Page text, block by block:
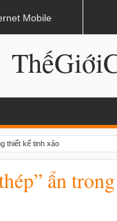
thiết kế tinh xảo
ẩn
Mobile